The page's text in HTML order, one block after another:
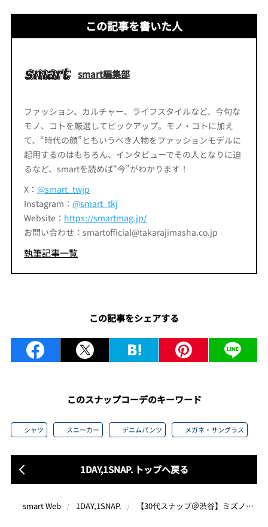
この記事を書いた人
smart編集部
ファッション、カルチャー、ライフスタイルなど、今旬な
モノ、コトを厳選してピックアップ。モノ・コトに加え
て、“時代の顔”ともいうべき人物をファッションモデルに
起用するのはもちろん、インタビューでその人となりに迫
るなど、smartを読めば“今”がわかります！
X： @smart_twjp
Instagram： @smart_tkj
Website： https://smartmag.jp/
お問い合わせ：smartofficial@takarajimasha.co.jp
執筆記事一覧
この記事をシェアする
このスナップコーデのキーワード
シャツ スニーカー デニムパンツ メガネ・サングラス
1DAY,1SNAP. トップへ戻る
smart Web 1DAY,1SNAP. 【30代スナップ＠渋谷】ミズノ、サロモンという今旬スポーツブランドをうまく取り入れて